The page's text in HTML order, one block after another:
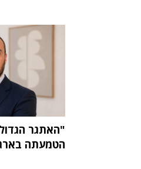
הטמעתה